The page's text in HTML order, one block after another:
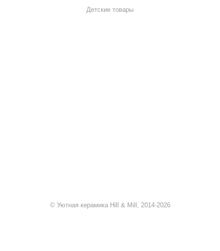
Детские товары
© Уютная керамика Hill & Mill, 2014-2026